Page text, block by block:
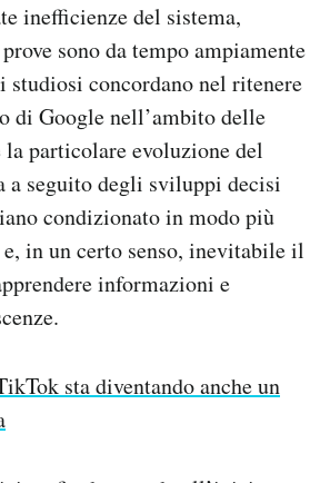
inefficienze del sistema,
sono da tempo ampiamente
studiosi concordano nel ritenere
di Google nell’ambito delle
particolare evoluzione del
a seguito degli sviluppi decisi
condizionato in modo più
in un certo senso, inevitabile il
informazioni e
sta diventando anche un